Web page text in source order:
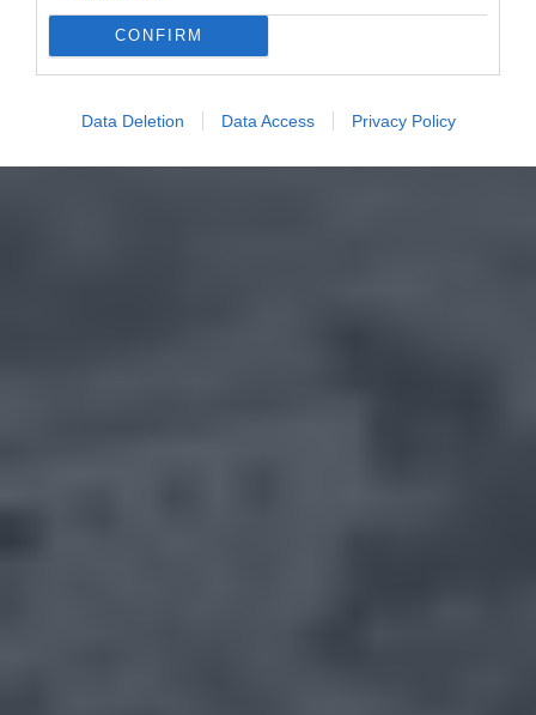
CONFIRM
Data Deletion Data Access Privacy Policy